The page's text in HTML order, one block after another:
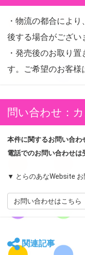
・物流の都合によ
後する場合がござい
・発売後のお取り
す。ご希望のお客様
問い合わせ：
本件に関するお問い合わ
電話でのお問い合わせは
▼ とらのあなWebsite
お問い合わせはこちら
関連記事